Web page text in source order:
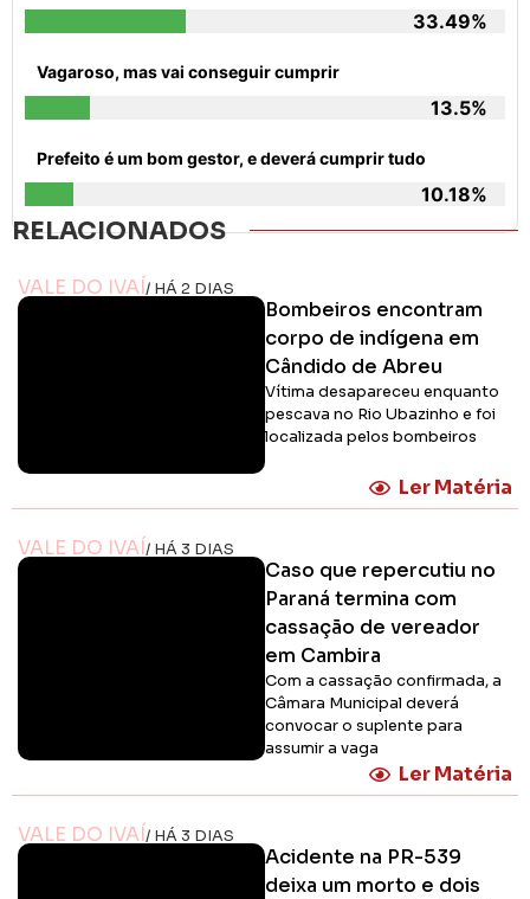
33.49%
Vagaroso, mas vai conseguir cumprir
13.5%
Prefeito é um bom gestor, e deverá cumprir tudo
10.18%
RELACIONADOS
VALE DO IVAÍ/ HÁ 2 DIAS
Bombeiros encontram
corpo de indígena em
Cândido de Abreu
Vítima desapareceu enquanto
pescava no Rio Ubazinho e foi
localizada pelos bombeiros
Ler Matéria
VALE DO IVAÍ/ HÁ 3 DIAS
Caso que repercutiu no
Paraná termina com
cassação de vereador
em Cambira
Com a cassação confirmada, a
Câmara Municipal deverá
convocar o suplente para
assumir a vaga
Ler Matéria
VALE DO IVAÍ/ HÁ 3 DIAS
Acidente na PR-539
deixa um morto e dois